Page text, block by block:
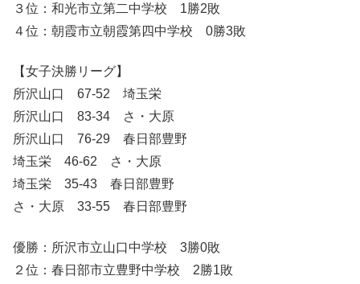
３位：和光市立第二中学校 1勝2敗
４位：朝霞市立朝霞第四中学校 0勝3敗
【女子決勝リーグ】
所沢山口 67-52 埼玉栄
所沢山口 83-34 さ・大原
所沢山口 76-29 春日部豊野
埼玉栄 46-62 さ・大原
埼玉栄 35-43 春日部豊野
さ・大原 33-55 春日部豊野
優勝：所沢市立山口中学校 3勝0敗
２位：春日部市立豊野中学校 2勝1敗